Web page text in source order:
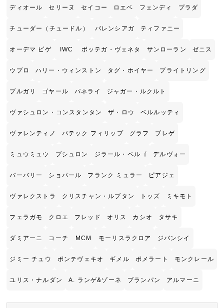
ディオール セリーヌ セイコー ロエベ フェンディ プラダ
チューダー（チュードル） バレンシアガ ティファニー
オーデマ ピゲ IWC ボッテガ・ヴェネタ サンローラン ゼニス
ウブロ ハリー・ウィンストン タグ・ホイヤー ブライトリング
ブルガリ ゴヤール パネライ ジャガー・ルクルト
ヴァシュロン・コンスタンタン ザ・ロウ ベルルッティ
ヴァレンティノ パテック フィリップ グラフ ブレゲ
ミュウミュウ ブシュロン ジラール・ペルゴ デルヴォー
バーバリー ショパール フランク ミュラー ピアジェ
ヴァレクストラ クリスチャン・ルブタン トッズ ミキモト
フェラガモ クロエ フレッド オリス カシオ タサキ
ダミアーニ コーチ MCM モーリスラクロア ジバンシイ
ジミー チュウ ポンテヴェキオ ギメル ポメラート モンクレール
ユリス・ナルダン A. ランゲ&ゾーネ ブランパン アルマーニ